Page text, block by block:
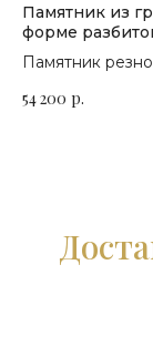
Памятник из
форме
П-183
Памятник
на выбор
54 200 р.